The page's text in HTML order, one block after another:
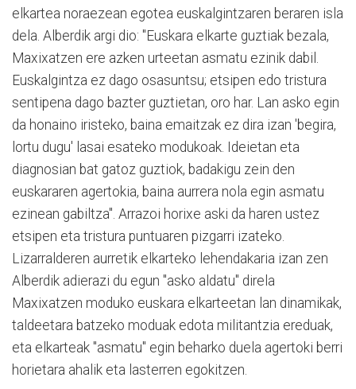
elkartea noraezean egotea euskalgintzaren beraren isla
dela. Alberdik argi dio: "Euskara elkarte guztiak bezala,
Maxixatzen ere azken urteetan asmatu ezinik dabil.
Euskalgintza ez dago osasuntsu; etsipen edo tristura
sentipena dago bazter guztietan, oro har. Lan asko egin
da honaino iristeko, baina emaitzak ez dira izan 'begira,
lortu dugu' lasai esateko modukoak. Ideietan eta
diagnosian bat gatoz guztiok, badakigu zein den
euskararen agertokia, baina aurrera nola egin asmatu
ezinean gabiltza". Arrazoi horixe aski da haren ustez
etsipen eta tristura puntuaren pizgarri izateko.
Lizarralderen aurretik elkarteko lehendakaria izan zen
Alberdik adierazi du egun "asko aldatu" direla
Maxixatzen moduko euskara elkarteetan lan dinamikak,
taldeetara batzeko moduak edota militantzia ereduak,
eta elkarteak "asmatu" egin beharko duela agertoki berri
horietara ahalik eta lasterren egokitzen.